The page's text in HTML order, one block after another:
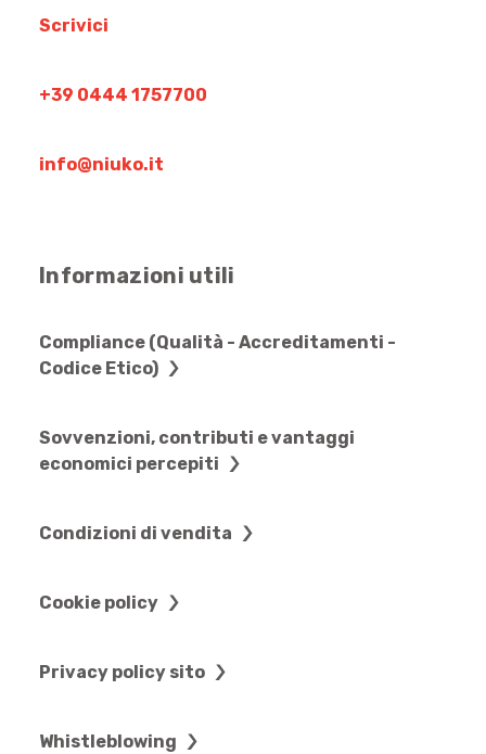
Scrivici
+39 0444 1757700
info@niuko.it
Informazioni utili
Compliance (Qualità - Accreditamenti -
Codice Etico)
Sovvenzioni, contributi e vantaggi
economici percepiti
Condizioni di vendita
Cookie policy
Privacy policy sito
Whistleblowing